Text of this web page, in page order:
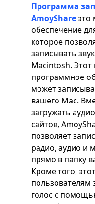
Программа
AmoyShareэто
обеспечение
которое
записывать
Macintosh. Этот
программное
может
вашего Mac.
загружать
сайтов,
позволяет
радио, аудио и
прямо в папку
Кроме того,
пользователям
голос с